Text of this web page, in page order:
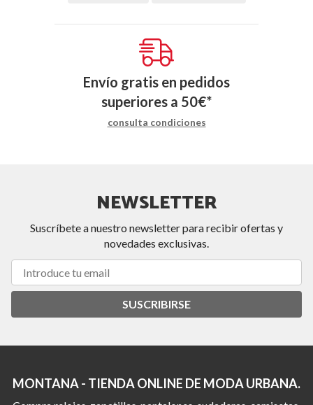
Envío gratis en pedidos
superiores a 50€*
consulta condiciones
NEWSLETTER
Suscríbete a nuestro newsletter para recibir ofertas y
novedades exclusivas.
SUSCRIBIRSE
MONTANA - TIENDA ONLINE DE MODA URBANA.